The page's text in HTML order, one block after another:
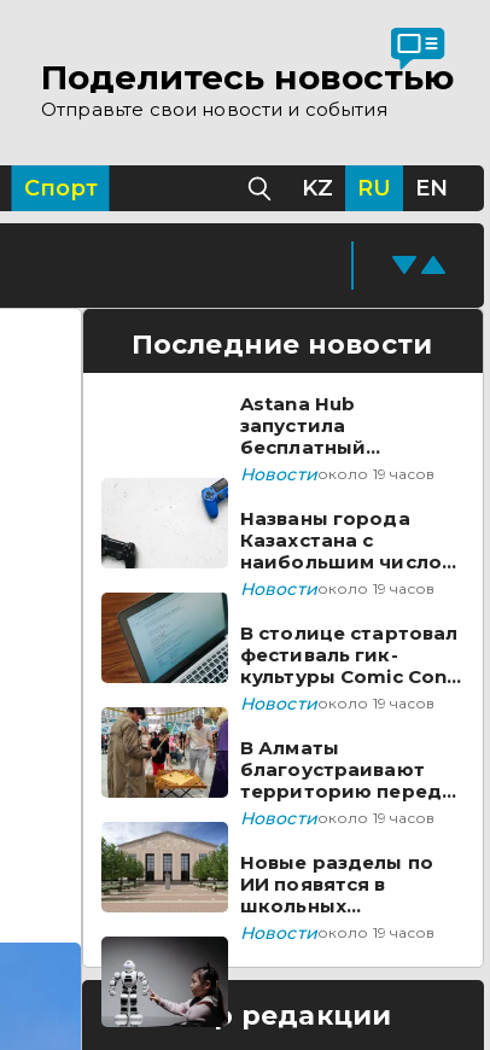
Поделитесь новостью
Отправьте свои новости и события
Спорт KZ RU EN
Последние новости
Astana Hub
запустила
бесплатный
акселератор для
видеоигр
Новостиоколо 19 часов
Названы города
Казахстана с
наибольшим числом
вакансий на Enbek.kz
Новостиоколо 19 часов
В столице стартовал
фестиваль гик-
культуры Comic Con
Astana 2026
Новостиоколо 19 часов
В Алматы
благоустраивают
территорию перед
ТЮЗом
Новостиоколо 19 часов
Новые разделы по
ИИ появятся в
школьных
предметах
Новостиоколо 19 часов
Выбор редакции